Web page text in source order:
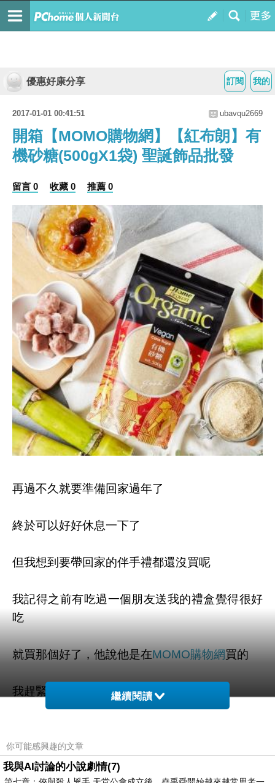
我的
訂閱
優惠好康分享
2017-01-01 00:41:51 ubavqu2669
開箱【MOMO購物網】【紅布朗】有
機砂糖(500gX1袋) 聖誕飾品批發
留言 0 收藏 0 推薦 0
再過不久就要準備回家過年了
終於可以好好休息一下了
但我想到要帶回家的伴手禮都還沒買呢
我記得之前有吃過一個朋友送我的禮盒覺得很好
吃
就買那個好了，他說他是在MOMO購物網買的
我趕緊上MOMO搜尋一下
光看照片我口水就快流下來了
繼續閱讀
你可能感興趣的文章
我與AI討論的小說劇情(7)